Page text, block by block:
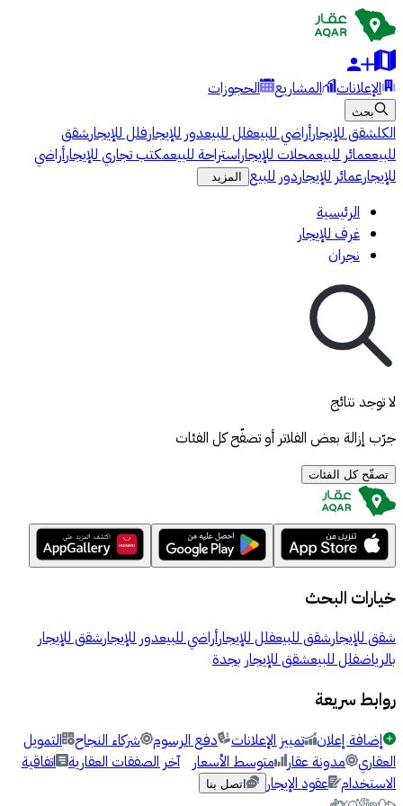
الإعلانات المشاريع الحجوزات
بحث
الكلشقق للإيجارأراضي للبيعفلل للبيعدور للإيجارفلل للإيجارشقق
للبيععمائر للبيعمحلات للإيجاراستراحة للبيعمكتب تجاري للإيجارأراضي
للإيجارعمائر للإيجاردور للبيع المزيد
الرئيسية
غرف للإيجار
نجران
لا توجد نتائج
جرّب إزالة بعض الفلاتر أو تصفّح كل الفئات
تصفّح كل الفئات
خيارات البحث
شقق للإيجارشقق للبيعفلل للإيجارأراضي للبيعدور للإيجارشقق للإيجار
بالرياضفلل للبيعشقق للإيجار بجدة
روابط سريعة
إضافة إعلان تمييز الإعلانات دفع الرسوم شركاء النجاح التمويل
العقاري مدونة عقار متوسط الأسعار آخر الصفقات العقارية اتفاقية
الاستخدام عقود الإيجار اتصل بنا